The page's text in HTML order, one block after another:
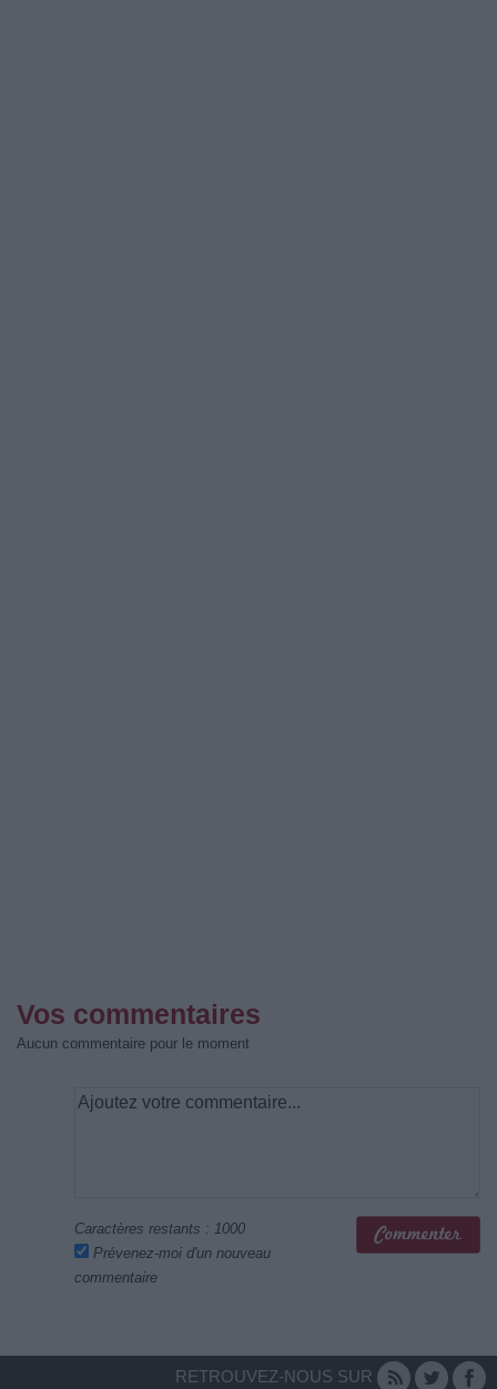
Vos commentaires
Aucun commentaire pour le moment
Caractères restants : 1000
Prévenez-moi d'un nouveau
commentaire
RETROUVEZ-NOUS SUR